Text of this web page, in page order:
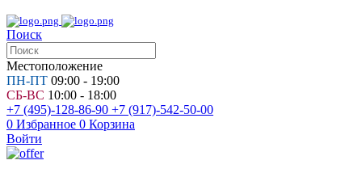
Поиск
Местоположение
ПН-ПТ 09:00 - 19:00
СБ-ВС 10:00 - 18:00
+7 (495)-128-86-90 +7 (917)-542-50-00
0 Избранное 0 Корзина
Войти